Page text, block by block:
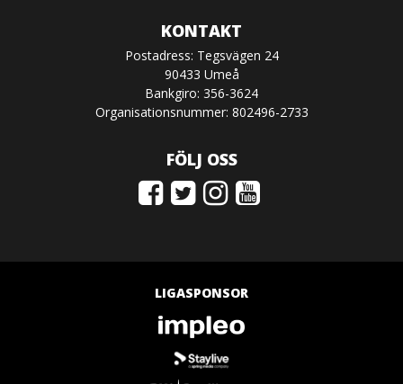
KONTAKT
Postadress: Tegsvägen 24
90433 Umeå
Bankgiro: 356-3624
Organisationsnummer: 802496-2733
FÖLJ OSS
LIGASPONSOR